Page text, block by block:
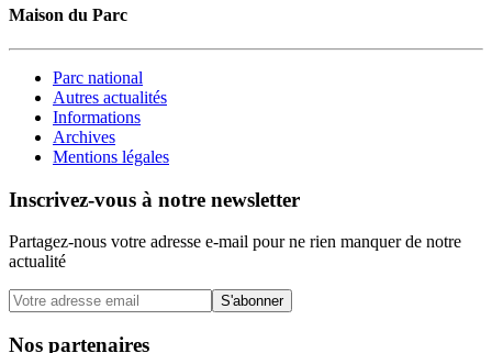
Maison du Parc
Parc national
Autres actualités
Informations
Archives
Mentions légales
Inscrivez-vous à notre newsletter
Partagez-nous votre adresse e-mail pour ne rien manquer de notre
actualité
S'abonner
Nos partenaires